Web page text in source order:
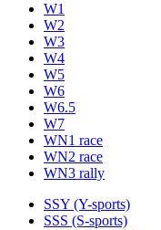
W1
W2
W3
W4
W5
W6
W6.5
W7
WN1 race
WN2 race
WN3 rally
SSY (Y-sports)
SSS (S-sports)